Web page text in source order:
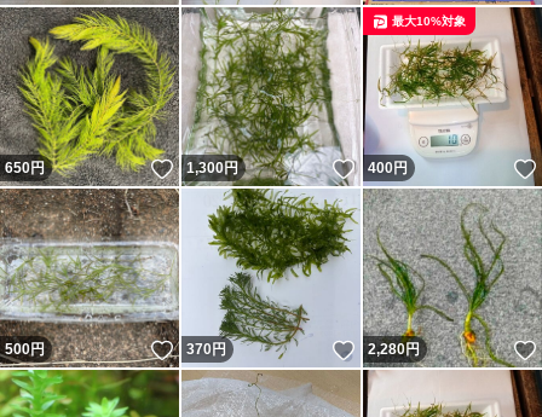
650円 いいね！
1,300円 いいね！
400円
最大10%対象
500円 いいね！
370円 いいね！
2,280円